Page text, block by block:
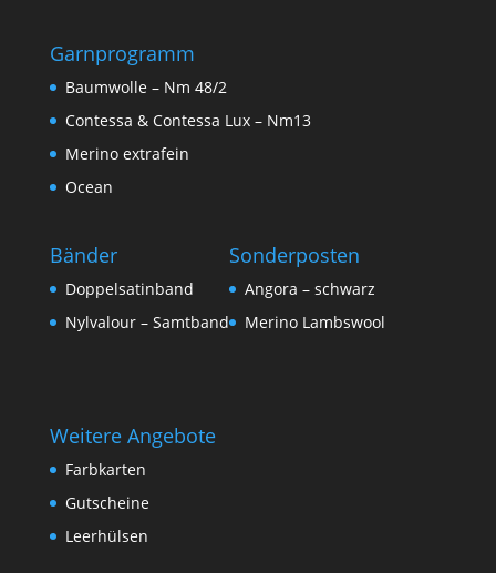
Garnprogramm
Baumwolle – Nm 48/2
Contessa & Contessa Lux – Nm13
Merino extrafein
Ocean
Bänder
Doppelsatinband
Nylvalour – Samtband
Sonderposten
Angora – schwarz
Merino Lambswool
Weitere Angebote
Farbkarten
Gutscheine
Leerhülsen